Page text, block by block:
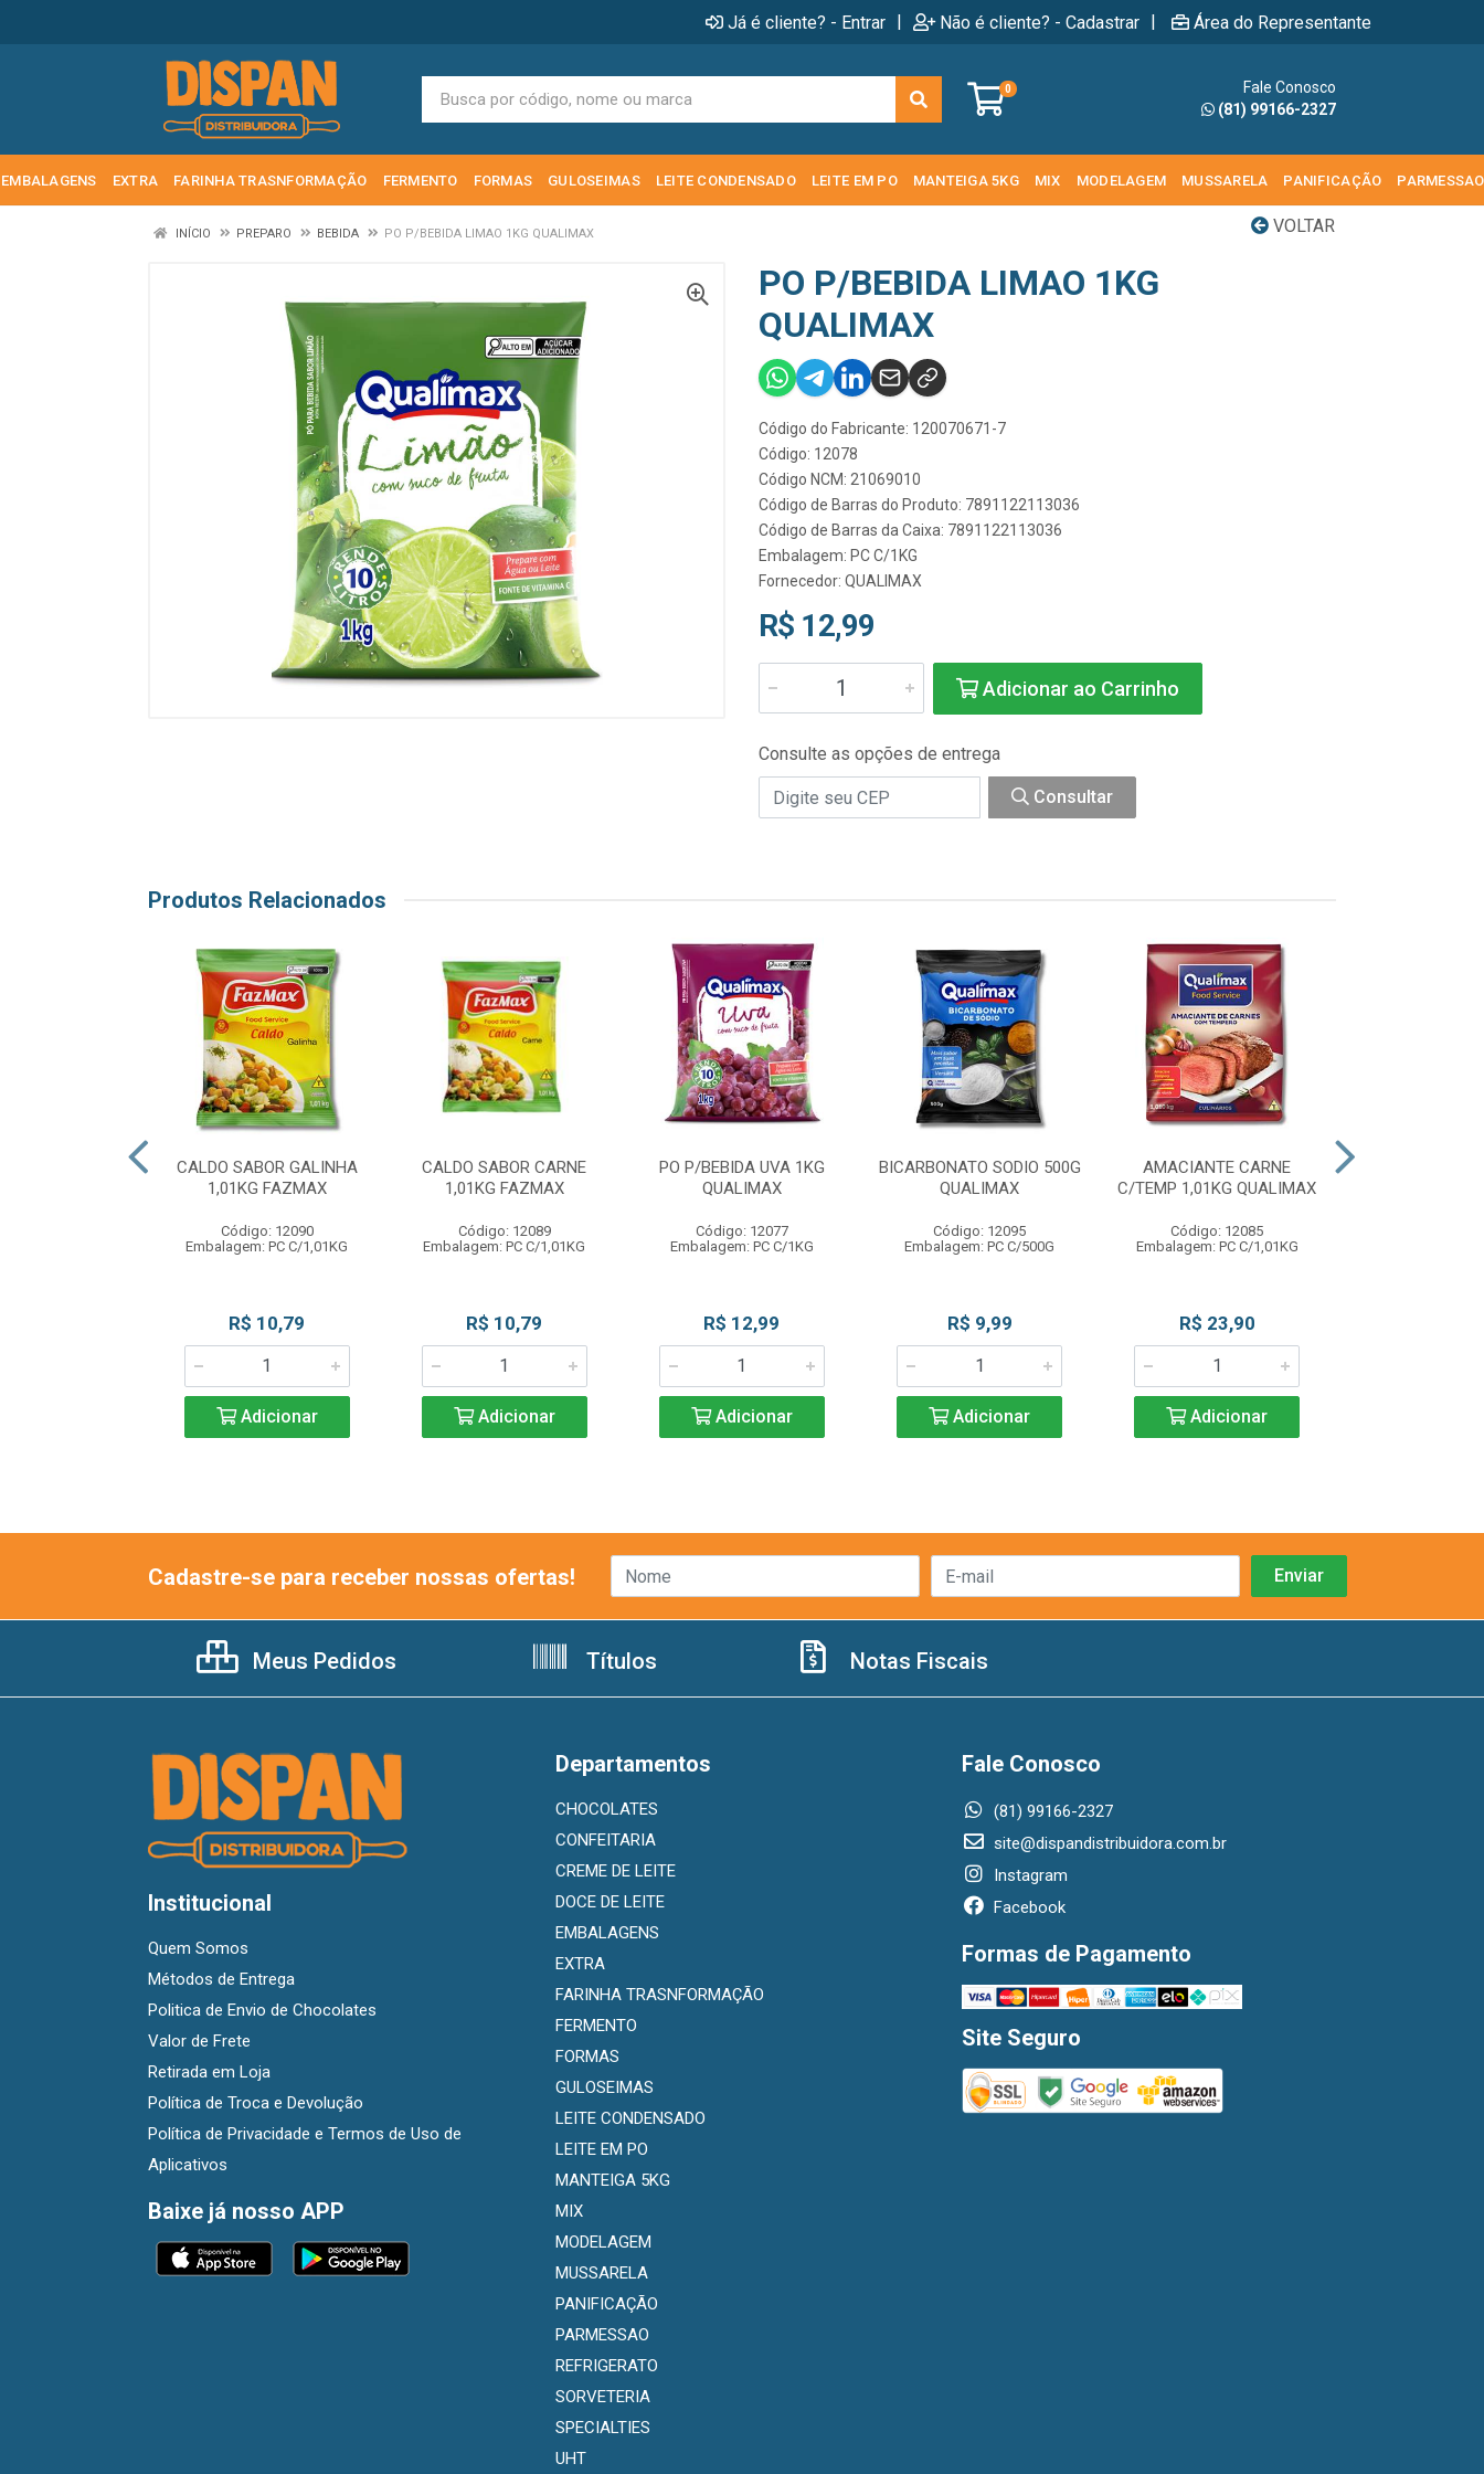
Já é cliente? - Entrar | Não é cliente? - Cadastrar | Área do Representante
0
Fale Conosco
(81) 99166-2327
EMBALAGENS EXTRA FARINHA TRASNFORMAÇÃO FERMENTO FORMAS GULOSEIMAS LEITE CONDENSADO LEITE EM PO MANTEIGA 5KG MIX MODELAGEM MUSSARELA PANIFICAÇÃO PARMESSAO
VOLTAR
INÍCIO PREPARO BEBIDA PO P/BEBIDA LIMAO 1KG QUALIMAX
PO P/BEBIDA LIMAO 1KG
QUALIMAX
Código do Fabricante: 120070671-7
Código: 12078
Código NCM: 21069010
Código de Barras do Produto: 7891122113036
Código de Barras da Caixa: 7891122113036
Embalagem: PC C/1KG
Fornecedor: QUALIMAX
R$ 12,99
Adicionar ao Carrinho
Consulte as opções de entrega
Consultar
Produtos Relacionados
CALDO SABOR GALINHA
1,01KG FAZMAX
Código: 12090
Embalagem: PC C/1,01KG
R$ 10,79
Adicionar
CALDO SABOR CARNE
1,01KG FAZMAX
Código: 12089
Embalagem: PC C/1,01KG
R$ 10,79
Adicionar
PO P/BEBIDA UVA 1KG
QUALIMAX
Código: 12077
Embalagem: PC C/1KG
R$ 12,99
Adicionar
BICARBONATO SODIO 500G
QUALIMAX
Código: 12095
Embalagem: PC C/500G
R$ 9,99
Adicionar
AMACIANTE CARNE
C/TEMP 1,01KG QUALIMAX
Código: 12085
Embalagem: PC C/1,01KG
R$ 23,90
Adicionar
Cadastre-se para receber nossas ofertas!
Meus Pedidos Títulos Notas Fiscais
Institucional
Quem Somos
Métodos de Entrega
Politica de Envio de Chocolates
Valor de Frete
Retirada em Loja
Política de Troca e Devolução
Política de Privacidade e Termos de Uso de
Aplicativos
Baixe já nosso APP
Departamentos
CHOCOLATES
CONFEITARIA
CREME DE LEITE
DOCE DE LEITE
EMBALAGENS
EXTRA
FARINHA TRASNFORMAÇÃO
FERMENTO
FORMAS
GULOSEIMAS
LEITE CONDENSADO
LEITE EM PO
MANTEIGA 5KG
MIX
MODELAGEM
MUSSARELA
PANIFICAÇÃO
PARMESSAO
REFRIGERATO
SORVETERIA
SPECIALTIES
UHT
Fale Conosco
(81) 99166-2327
site@dispandistribuidora.com.br
Instagram
Facebook
Formas de Pagamento
Site Seguro